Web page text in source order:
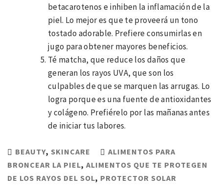
betacarotenos e inhiben la inflamación de la
piel. Lo mejor es que te proveerá un tono
tostado adorable. Prefiere consumirlas en
jugo para obtener mayores beneficios.
Té matcha, que reduce los daños que
generan los rayos UVA, que son los
culpables de que se marquen las arrugas. Lo
logra porque es una fuente de antioxidantes
y colágeno. Prefiérelo por las mañanas antes
de iniciar tus labores.
BEAUTY, SKINCARE
ALIMENTOS PARA
BRONCEAR LA PIEL, ALIMENTOS QUE TE PROTEGEN
DE LOS RAYOS DEL SOL, PROTECTOR SOLAR